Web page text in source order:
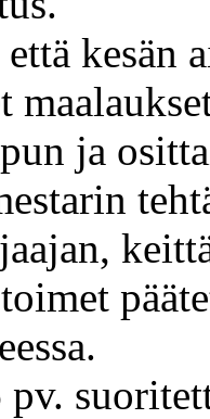
kesän
ja
pv.